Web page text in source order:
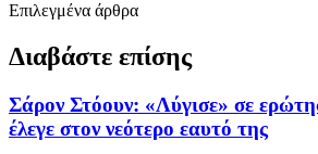
Επιλεγμένα άρθρα
Διαβάστε επίσης
Σάρον Στόουν: «Λύγισε» σε
έλεγε στον νεότερο εαυτό της